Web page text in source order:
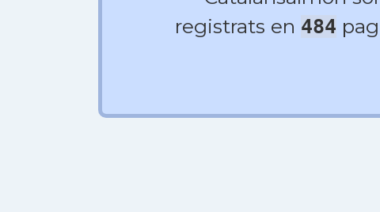
registrats en 484